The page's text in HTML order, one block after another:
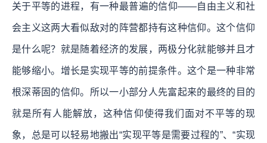
关于平等的进程，有一种最普遍的信仰——自由主义和社
会主义这两大看似敌对的阵营都持有这种信仰。这个信仰
是什么呢？就是随着经济的发展，两极分化就能够并且才
能够缩小。增长是实现平等的前提条件。这个是一种非常
根深蒂固的信仰。所以一小部分人先富起来的最终的目的
就是所有人能解放，这种信仰使得我们面对不平等的现
象，总是可以轻易地搬出“实现平等是需要过程的”、“实现